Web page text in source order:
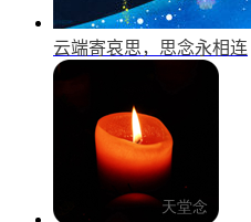
云端寄哀思，思念永相连